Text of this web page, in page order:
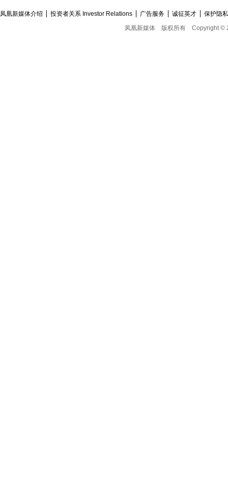
凤凰新媒体介绍 投资者关系 Investor Relations 广告服务 诚征英才
保护隐
凤凰新媒体
版权所有 Copyright ©